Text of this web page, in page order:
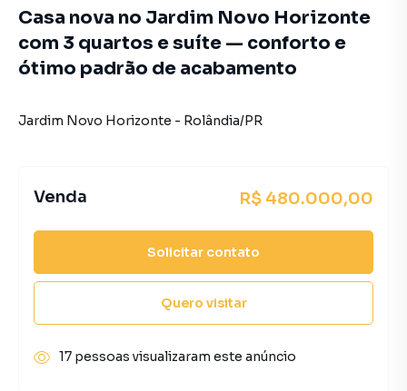
Casa nova no Jardim Novo Horizonte
com 3 quartos e suíte — conforto e
ótimo padrão de acabamento
Jardim Novo Horizonte - Rolândia/PR
Venda R$ 480.000,00
Solicitar contato
Quero visitar
17 pessoas visualizaram este anúncio